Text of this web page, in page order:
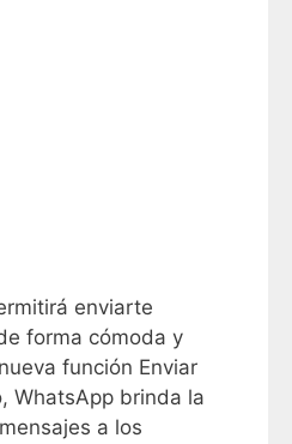
enviarte
forma cómoda y
función Enviar
WhatsApp brinda la
a los